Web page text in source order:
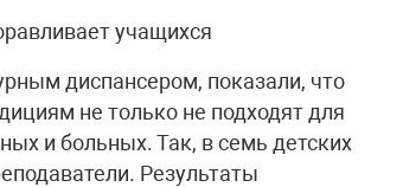
учащихся
диспансером, показали, что
не только не подходят для
и больных. Так, в семь детских
Результаты